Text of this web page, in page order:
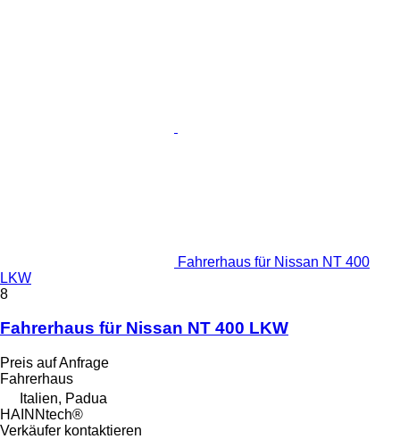
Fahrerhaus für Nissan NT 400
LKW
8
Fahrerhaus für Nissan NT 400 LKW
Preis auf Anfrage
Fahrerhaus
Italien, Padua
HAINNtech®
Verkäufer kontaktieren